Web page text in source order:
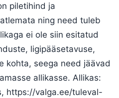
piletihind ja
ning need tuleb
ei ole siin esitatud
ligipääsetavuse,
kohta, seega need jäävad
allikasse. Allikas:
https://valga.ee/tuleval-